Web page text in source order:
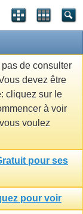
de consulter
devez être
cliquez sur le
à voir
voulez
pour ses
pour voir